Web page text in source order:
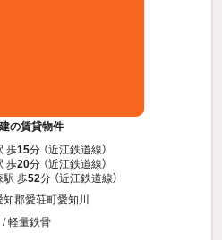
の賃貸物件
歩15分 （近江鉄道線）
歩20分 （近江鉄道線）
駅 歩52分 （近江鉄道線）
郡愛荘町愛知川
軽量鉄骨